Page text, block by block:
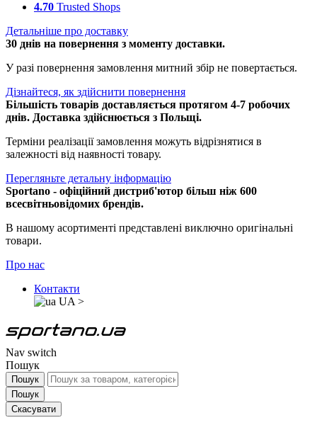
4.70 Trusted Shops
Детальніше про доставку
30 днів на повернення з моменту доставки.
У разі повернення замовлення митний збір не повертається.
Дізнайтеся, як здійснити повернення
Більшість товарів доставляється протягом 4-7 робочих
днів. Доставка здійснюється з Польщі.
Терміни реалізації замовлення можуть відрізнятися в
залежності від наявності товару.
Перегляньте детальну інформацію
Sportano - офіційний дистриб'ютор більш ніж 600
всесвітньовідомих брендів.
В нашому асортименті представлені виключно оригінальні
товари.
Про нас
Контакти
UA >
Nav switch
Пошук
Пошук
Пошук
Скасувати